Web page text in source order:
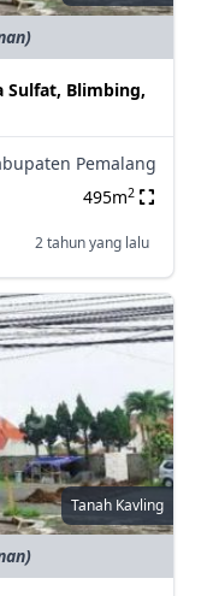
Sulfat, Blimbing,
Pemalang
495m2
2 tahun yang lalu
Tanah Kavling